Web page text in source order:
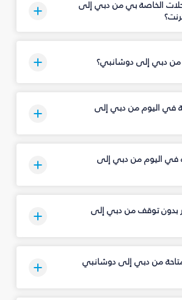
الخاصة بي من دبي إلى
من دبي إلى دوشانبي؟
في اليوم من دبي إلى
في اليوم من دبي إلى
بدون توقف من دبي إلى
من دبي إلى دوشانبي